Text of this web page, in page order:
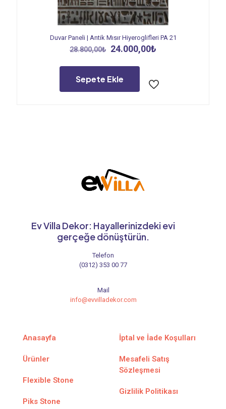
Duvar Paneli | Antik Mısır Hiyeroglifleri PA 21
28.800,00₺ Orijinal
28.800,00₺.
24.000,00₺
Sepete Ekle
Ev Villa Dekor: Hayallerinizdeki evi
gerçeğe dönüştürün.
Telefon
(0312) 353 00 77
Mail
info@evvilladekor.com
Anasayfa
Ürünler
Flexible Stone
Piks Stone
İptal ve İade Koşulları
Mesafeli Satış
Sözleşmesi
Gizlilik Politikası